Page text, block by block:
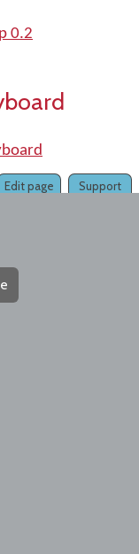
0.2
Support
Edit page